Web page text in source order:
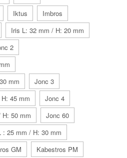
Iktus
Imbros
Iris L: 32 mm / H: 20 mm
2
mm
Jonc 3
45 mm
Jonc 4
50 mm
Jonc 60
: 25 mm / H: 30 mm
GM
Kabestros PM